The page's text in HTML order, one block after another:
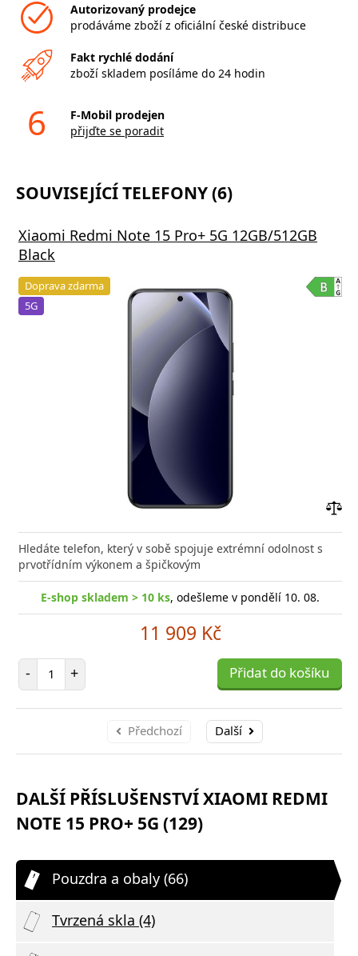
Autorizovaný prodejce
prodáváme zboží z oficiální české distribuce
Fakt rychlé dodání
zboží skladem posíláme do 24 hodin
6
F-Mobil prodejen
přijďte se poradit
SOUVISEJÍCÍ TELEFONY (6)
Xiaomi Redmi Note 15 Pro+ 5G 12GB/512GB
Black
Doprava zdarma
5G
Hledáte telefon, který v sobě spojuje extrémní odolnost s
prvotřídním výkonem a špičkovým
E-shop skladem > 10 ks, odešleme v pondělí 10. 08.
11 909 Kč
- Počet položek
+ Přidat do košíku
Předchozí Další
DALŠÍ PŘÍSLUŠENSTVÍ XIAOMI REDMI
NOTE 15 PRO+ 5G (129)
Pouzdra a obaly (66)
Tvrzená skla (4)